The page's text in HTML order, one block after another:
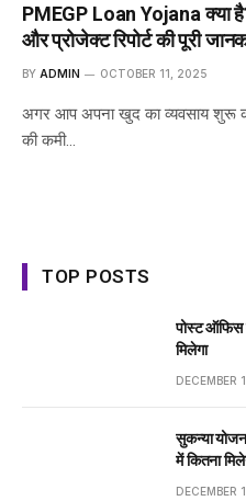
PMEGP Loan Yojana क्या
और प्रोजेक्ट रिपोर्ट की पूरी
BY ADMIN OCTOBER 11, 2025
अगर आप अपना खुद का व्यवसाय शुरू
की कमी…
TOP POSTS
पोस्ट ऑफिस
मिलेगा
DECEMBER
सुकन्या
में कितना
DECEMBER